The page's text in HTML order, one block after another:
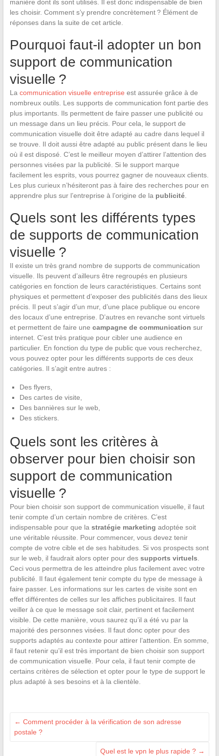
manière dont ils sont utilisés. Il est donc indispensable de bien
les choisir. Comment s’y prendre concrètement ? Élément de
réponses dans la suite de cet article.
Pourquoi faut-il adopter un bon
support de communication
visuelle ?
La communication visuelle entreprise est assurée grâce à de
nombreux outils. Les supports de communication font partie des
plus importants. Ils permettent de faire passer une publicité ou
un message dans un lieu précis. Pour cela, le support de
communication visuelle doit être adapté au cadre dans lequel il
se trouve. Il doit aussi être adapté au public présent dans le lieu
où il est disposé. C’est le meilleur moyen d’attirer l’attention des
personnes visées par la publicité. Si le support marque
facilement les esprits, vous pourrez gagner de nouveaux clients.
Les plus curieux n’hésiteront pas à faire des recherches pour en
apprendre plus sur l’entreprise à l’origine de la publicité.
Quels sont les différents types
de supports de communication
visuelle ?
Il existe un très grand nombre de supports de communication
visuelle. Ils peuvent d’ailleurs être regroupés en plusieurs
catégories en fonction de leurs caractéristiques. Certains sont
physiques et permettent d’exposer des publicités dans des lieux
précis. Il peut s’agir d’un mur, d’une place publique ou encore
des locaux d’une entreprise. D’autres en revanche sont virtuels
et permettent de faire une campagne de communication sur
internet. C’est très pratique pour cibler une audience en
particulier. En fonction du type de public que vous recherchez,
vous pouvez opter pour les différents supports de ces deux
catégories. Il s’agit entre autres :
Des flyers,
Des cartes de visite,
Des bannières sur le web,
Des stickers.
Quels sont les critères à
observer pour bien choisir son
support de communication
visuelle ?
Pour bien choisir son support de communication visuelle, il faut
tenir compte d’un certain nombre de critères. C’est
indispensable pour que la stratégie marketing adoptée soit
une véritable réussite. Pour commencer, vous devez tenir
compte de votre cible et de ses habitudes. Si vos prospects sont
sur le web, il faudrait alors opter pour des supports virtuels
Ceci vous permettra de les atteindre plus facilement avec votre
publicité. Il faut également tenir compte du type de message à
faire passer. Les informations sur les cartes de visite sont en
effet différentes de celles sur les affiches publicitaires. Il faut
veiller à ce que le message soit clair, pertinent et facilement
visible. De cette manière, vous saurez qu’il a été vu par la
majorité des personnes visées. Il faut donc opter pour des
supports adaptés au contexte pour attirer l’attention. En somme,
il faut retenir qu’il est très important de bien choisir son support
de communication visuelle. Pour cela, il faut tenir compte de
certains critères de sélection et opter pour le type de support le
plus adapté à ses besoins et à la clientèle.
← Comment procéder à la vérification de son adresse
postale ?
Quel est le vpn le plus rapide ? →